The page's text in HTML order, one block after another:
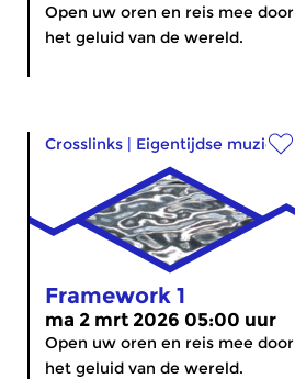
Open uw oren en reis mee door
het geluid van de wereld.
Crosslinks | Eigentijdse muziek
Framework 1
ma 2 mrt 2026 05:00 uur
Open uw oren en reis mee door
het geluid van de wereld.